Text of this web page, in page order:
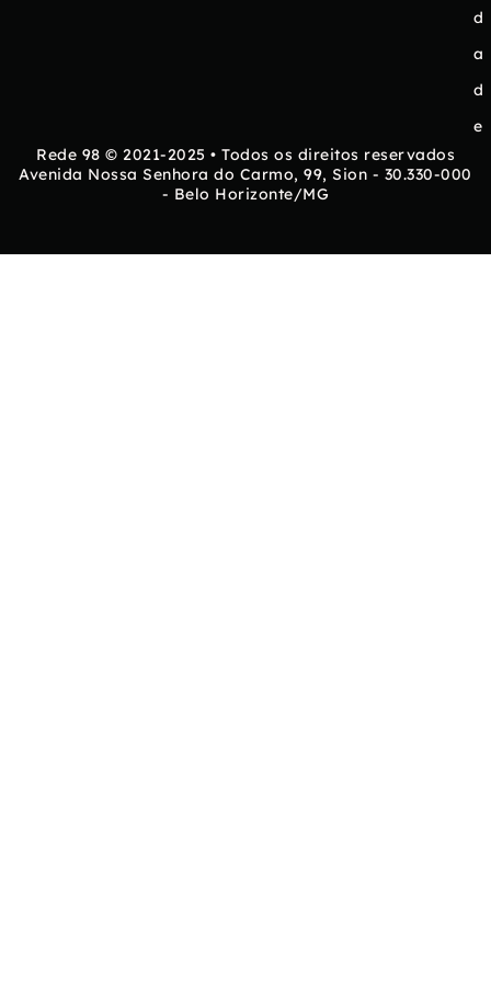
d
a
d
e
Rede 98 © 2021-2025 • Todos os direitos reservados
Avenida Nossa Senhora do Carmo, 99, Sion - 30.330-000
- Belo Horizonte/MG